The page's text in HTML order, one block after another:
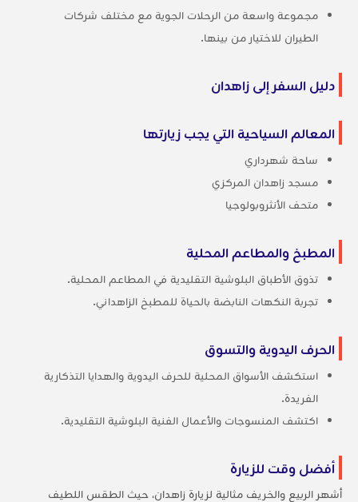
مجموعة واسعة من الرحلات الجوية مع مختلف شركات
الطيران للاختيار من بينها.
دليل السفر إلى زاهدان
المعالم السياحية التي يجب زيارتها
ساحة شهرداري
مسجد زاهدان المركزي
متحف الأنثروبولوجيا
المطبخ والمطاعم المحلية
تذوق الأطباق البلوشية التقليدية في المطاعم المحلية.
تجربة النكهات النابضة بالحياة للمطبخ الزاهداني.
الحرف اليدوية والتسوق
استكشف الأسواق المحلية للحرف اليدوية والهدايا التذكارية
الفريدة.
اكتشف المنسوجات والأعمال الفنية البلوشية التقليدية.
أفضل وقت للزيارة
أشهر الربيع والخريف مثالية لزيارة زاهدان، حيث الطقس اللطيف